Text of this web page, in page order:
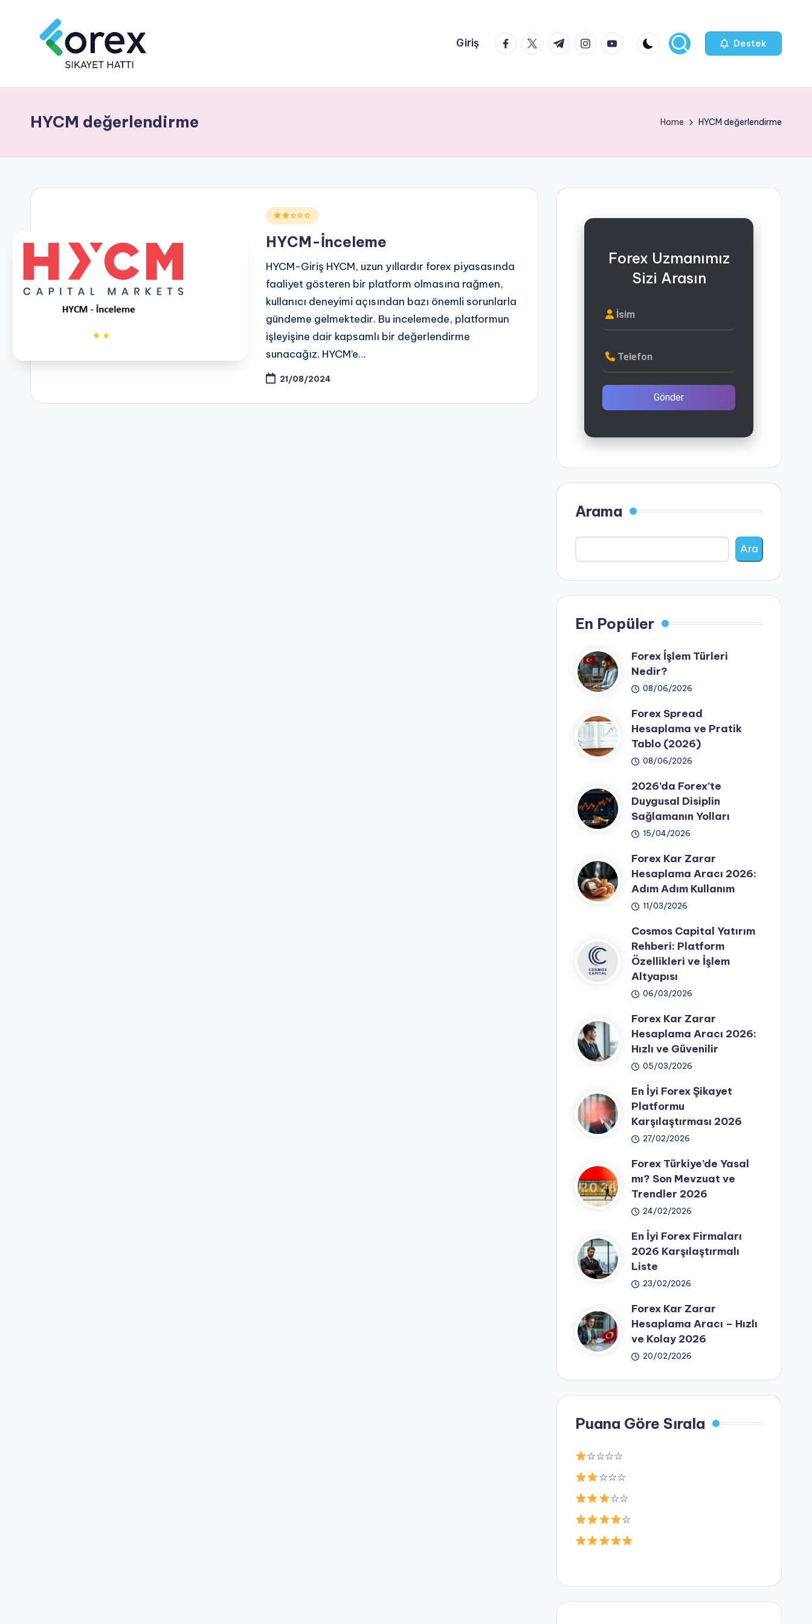
Giriş facebook.com
twitter.com
t.me instagram.com
youtube.com Destek
HYCM değerlendirme Home HYCM değerlendirme
Posted☆☆☆
HYCM-İnceleme
HYCM-Giriş HYCM, uzun yıllardır forex piyasasında
faaliyet gösteren bir platform olmasına rağmen,
kullanıcı deneyimi açısından bazı önemli sorunlarla
gündeme gelmektedir. Bu incelemede, platformun
işleyişine dair kapsamlı bir değerlendirme
sunacağız. HYCM’e…
21/08/2024
Forex Uzmanımız
Sizi Arasın
İsim
Telefon
Gönder
Arama
Ara
En Popüler
Forex İşlem Türleri
Nedir?
08/06/2026
Forex Spread
Hesaplama ve Pratik
Tablo (2026)
08/06/2026
2026’da Forex’te
Duygusal Disiplin
Sağlamanın Yolları
15/04/2026
Forex Kar Zarar
Hesaplama Aracı 2026:
Adım Adım Kullanım
11/03/2026
Cosmos Capital Yatırım
Rehberi: Platform
Özellikleri ve İşlem
Altyapısı
06/03/2026
Forex Kar Zarar
Hesaplama Aracı 2026:
Hızlı ve Güvenilir
05/03/2026
En İyi Forex Şikayet
Platformu
Karşılaştırması 2026
27/02/2026
Forex Türkiye’de Yasal
mı? Son Mevzuat ve
Trendler 2026
24/02/2026
En İyi Forex Firmaları
2026 Karşılaştırmalı
Liste
23/02/2026
Forex Kar Zarar
Hesaplama Aracı – Hızlı
ve Kolay 2026
20/02/2026
Puana Göre Sırala
☆☆☆☆
☆☆☆
☆☆
☆